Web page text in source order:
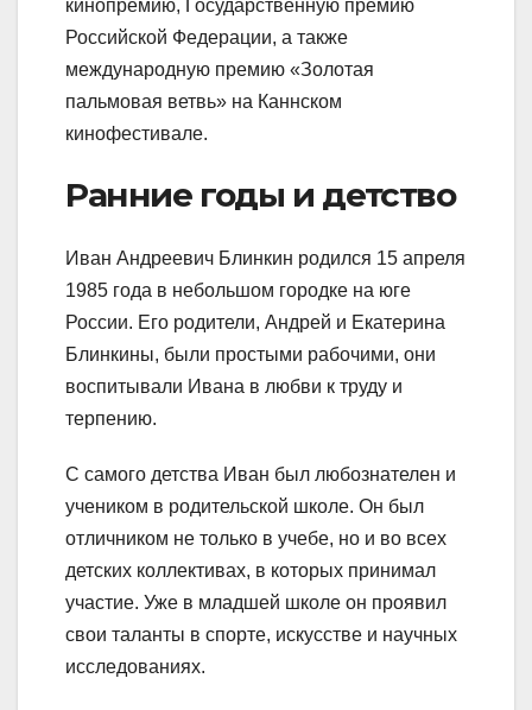
кинопремию, Государственную премию
Российской Федерации, а также
международную премию «Золотая
пальмовая ветвь» на Каннском
кинофестивале.
Ранние годы и детство
Иван Андреевич Блинкин родился 15 апреля
1985 года в небольшом городке на юге
России. Его родители, Андрей и Екатерина
Блинкины, были простыми рабочими, они
воспитывали Ивана в любви к труду и
терпению.
С самого детства Иван был любознателен и
учеником в родительской школе. Он был
отличником не только в учебе, но и во всех
детских коллективах, в которых принимал
участие. Уже в младшей школе он проявил
свои таланты в спорте, искусстве и научных
исследованиях.